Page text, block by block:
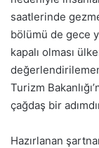
saatlerinde
bölümü de gece
kapalı olması
Turizm
çağdaş bir
Hazırlanan